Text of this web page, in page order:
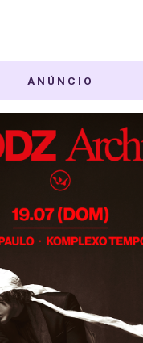
ANÚNCIO